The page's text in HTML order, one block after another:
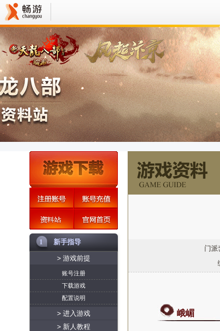
门派
峨嵋
1 新手指导
> 游戏前提
账号注册
下载游戏
配置说明
> 进入游戏
> 新人教程